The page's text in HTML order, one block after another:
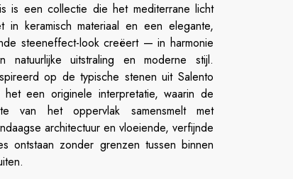
is een collectie die het mediterrane licht
in keramisch materiaal en een elegante,
steeneffect-look creëert — in harmonie
natuurlijke uitstraling en moderne stijl.
op de typische stenen uit Salento
het een originele interpretatie, waarin de
van het oppervlak samensmelt met
architectuur en vloeiende, verfijnde
ontstaan zonder grenzen tussen binnen